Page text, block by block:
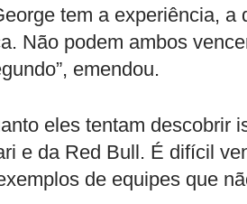
tem a experiência,
Não podem ambos
emendou.
eles tentam descobrir
e da Red Bull. É difícil
de equipes que